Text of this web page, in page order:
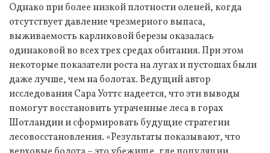
Однако при более низкой плотности оленей, когда
отсутствует давление чрезмерного выпаса,
выживаемость карликовой березы оказалась
одинаковой во всех трех средах обитания. При этом
некоторые показатели роста на лугах и пустошах были
даже лучше, чем на болотах. Ведущий автор
исследования Сара Уоттс надеется, что эти выводы
помогут восстановить утраченные леса в горах
Шотландии и сформировать будущие стратегии
лесовосстановления. «Результаты показывают, что